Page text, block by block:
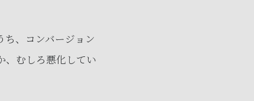
、コンバージョン
、むしろ悪化してい